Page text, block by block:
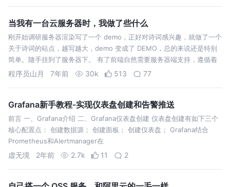
当我有一台云服务器时，我做了些什么
刚开始调研服务器渲染写了一个 demo，正好对诗词感兴趣，就做了一个
关于诗词的站点，越写越大，demo 变成了 DEMO，总的来说还是特别
简单。随手挂到了服务器下。 有了前端自然需要服务器端支持，遵循着
简单方便好用易于上手的原则，在 parse-server 与 graphql…
程序员山月 7年前 30k 513 77
Grafana新手教程-实现仪表盘创建和告警推送
前言 一、Grafana介绍 二、Grafana仪表盘创建 仪表盘创建有如下三个
核心配置点： 创建数据源； 创建面板； 创建仪表盘； Grafana结合
Prometheus和Alertmanager在
虚无境 2年前 2.7k 11 2